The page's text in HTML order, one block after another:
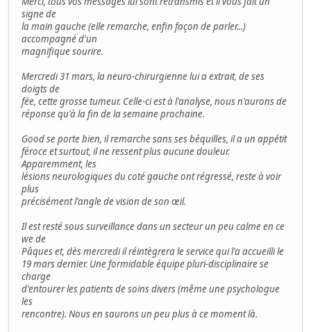
signe de
la main gauche (elle remarche, enfin façon de parler...)
accompagné d'un
magnifique sourire.
Mercredi 31 mars, la neuro-chirurgienne lui a extrait, de ses
doigts de
fée, cette grosse tumeur. Celle-ci est à l'analyse, nous n'aurons de
réponse qu'à la fin de la semaine prochaine.
Good se porte bien, il remarche sans ses béquilles, il a un appétit
féroce et surtout, il ne ressent plus aucune douleur.
Apparemment, les
lésions neurologiques du coté gauche ont régressé, reste à voir
plus
précisément l'angle de vision de son œil.
Il est resté sous surveillance dans un secteur un peu calme en ce
we de
Pâques et, dès mercredi il réintègrera le service qui l'a accueilli le
19 mars dernier. Une formidable équipe pluri-disciplinaire se
charge
d'entourer les patients de soins divers (même une psychologue
les
rencontre). Nous en saurons un peu plus à ce moment là.